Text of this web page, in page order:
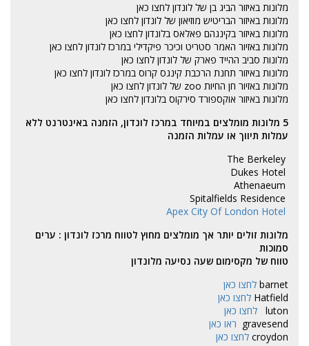
מלונות באיזור הביג בן של לונדון לחצו כאן
מלונות באיזור הבריטיש מוזיאון של לונדון לחצו כאן
מלונות באיזור בקינגהם פאלאס בלונדון לחצו כאן
מלונות באזיור האמר סטריט וכיכר פיקדילי במרכז לונדון לחצו כאן
מלונות סביב ההייד פארק של לונדון לחצו כאן
מלונות באיזור תחנת הרכבת קינגס קרוס במרכז לונדון לחצו כאן
מלונות באזיור חן החיות zoo של לונדון
לחצו כאן
מלונות באיזור אוקספורד סירקוס בלונדון לחצו כאן
5 מלונות מומלצים במיוחד במרכז לונדון, הזמנה באינטרנט ללא
עמלות תיווך או עמלות הזמנה
The Berkeley
Dukes Hotel
Athenaeum
Spitalfields Residence
Apex City Of London Hotel
מלונות זולים יותר אך מומלצים מחוץ לטווח מרכז לונדון : ערים
סמוכות
טווח של מקסימום שעה נסיעה מלונדון
barnet לחצו כאן
Hatfield לחצו כאן
luton
לחצו כאן
gravesend ראו כאן
croydon לחצו כאן